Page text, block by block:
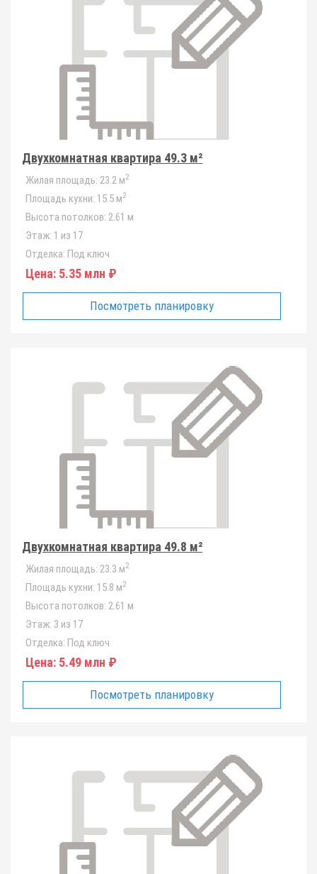
Двухкомнатная квартира 49.3 м²
Жилая площадь: 23.2 м2
Площадь кухни: 15.5 м2
Высота потолков: 2.61 м
Этаж: 1 из 17
Отделка: Под ключ
Цена: 5.35 млн ₽
Посмотреть планировку
Двухкомнатная квартира 49.8 м²
Жилая площадь: 23.3 м2
Площадь кухни: 15.8 м2
Высота потолков: 2.61 м
Этаж: 3 из 17
Отделка: Под ключ
Цена: 5.49 млн ₽
Посмотреть планировку